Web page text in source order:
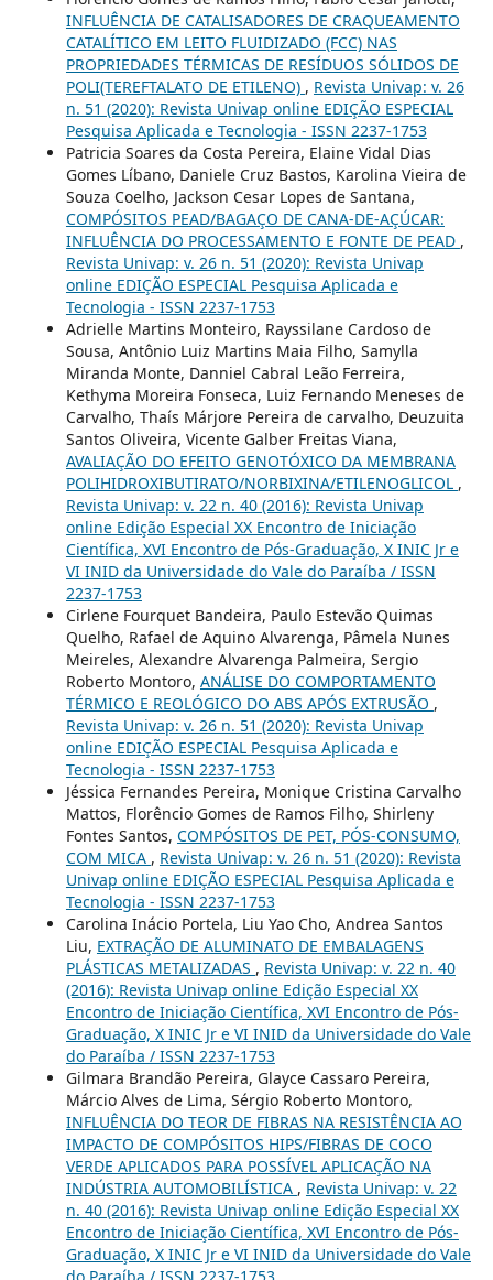
INFLUÊNCIA DE CATALISADORES DE CRAQUEAMENTO
CATALÍTICO EM LEITO FLUIDIZADO (FCC) NAS
PROPRIEDADES TÉRMICAS DE RESÍDUOS SÓLIDOS DE
POLI(TEREFTALATO DE ETILENO) , Revista Univap: v. 26
n. 51 (2020): Revista Univap online EDIÇÃO ESPECIAL
Pesquisa Aplicada e Tecnologia - ISSN 2237-1753
Patricia Soares da Costa Pereira, Elaine Vidal Dias
Gomes Líbano, Daniele Cruz Bastos, Karolina Vieira de
Souza Coelho, Jackson Cesar Lopes de Santana,
COMPÓSITOS PEAD/BAGAÇO DE CANA-DE-AÇÚCAR:
INFLUÊNCIA DO PROCESSAMENTO E FONTE DE PEAD ,
Revista Univap: v. 26 n. 51 (2020): Revista Univap
online EDIÇÃO ESPECIAL Pesquisa Aplicada e
Tecnologia - ISSN 2237-1753
Adrielle Martins Monteiro, Rayssilane Cardoso de
Sousa, Antônio Luiz Martins Maia Filho, Samylla
Miranda Monte, Danniel Cabral Leão Ferreira,
Kethyma Moreira Fonseca, Luiz Fernando Meneses de
Carvalho, Thaís Márjore Pereira de carvalho, Deuzuita
Santos Oliveira, Vicente Galber Freitas Viana,
AVALIAÇÃO DO EFEITO GENOTÓXICO DA MEMBRANA
POLIHIDROXIBUTIRATO/NORBIXINA/ETILENOGLICOL ,
Revista Univap: v. 22 n. 40 (2016): Revista Univap
online Edição Especial XX Encontro de Iniciação
Científica, XVI Encontro de Pós-Graduação, X INIC Jr e
VI INID da Universidade do Vale do Paraíba / ISSN
2237-1753
Cirlene Fourquet Bandeira, Paulo Estevão Quimas
Quelho, Rafael de Aquino Alvarenga, Pâmela Nunes
Meireles, Alexandre Alvarenga Palmeira, Sergio
Roberto Montoro, ANÁLISE DO COMPORTAMENTO
TÉRMICO E REOLÓGICO DO ABS APÓS EXTRUSÃO ,
Revista Univap: v. 26 n. 51 (2020): Revista Univap
online EDIÇÃO ESPECIAL Pesquisa Aplicada e
Tecnologia - ISSN 2237-1753
Jéssica Fernandes Pereira, Monique Cristina Carvalho
Mattos, Florêncio Gomes de Ramos Filho, Shirleny
Fontes Santos, COMPÓSITOS DE PET, PÓS-CONSUMO,
COM MICA , Revista Univap: v. 26 n. 51 (2020): Revista
Univap online EDIÇÃO ESPECIAL Pesquisa Aplicada e
Tecnologia - ISSN 2237-1753
Carolina Inácio Portela, Liu Yao Cho, Andrea Santos
Liu, EXTRAÇÃO DE ALUMINATO DE EMBALAGENS
PLÁSTICAS METALIZADAS , Revista Univap: v. 22 n. 40
(2016): Revista Univap online Edição Especial XX
Encontro de Iniciação Científica, XVI Encontro de Pós-
Graduação, X INIC Jr e VI INID da Universidade do Vale
do Paraíba / ISSN 2237-1753
Gilmara Brandão Pereira, Glayce Cassaro Pereira,
Márcio Alves de Lima, Sérgio Roberto Montoro,
INFLUÊNCIA DO TEOR DE FIBRAS NA RESISTÊNCIA AO
IMPACTO DE COMPÓSITOS HIPS/FIBRAS DE COCO
VERDE APLICADOS PARA POSSÍVEL APLICAÇÃO NA
INDÚSTRIA AUTOMOBILÍSTICA , Revista Univap: v. 22
n. 40 (2016): Revista Univap online Edição Especial XX
Encontro de Iniciação Científica, XVI Encontro de Pós-
Graduação, X INIC Jr e VI INID da Universidade do Vale